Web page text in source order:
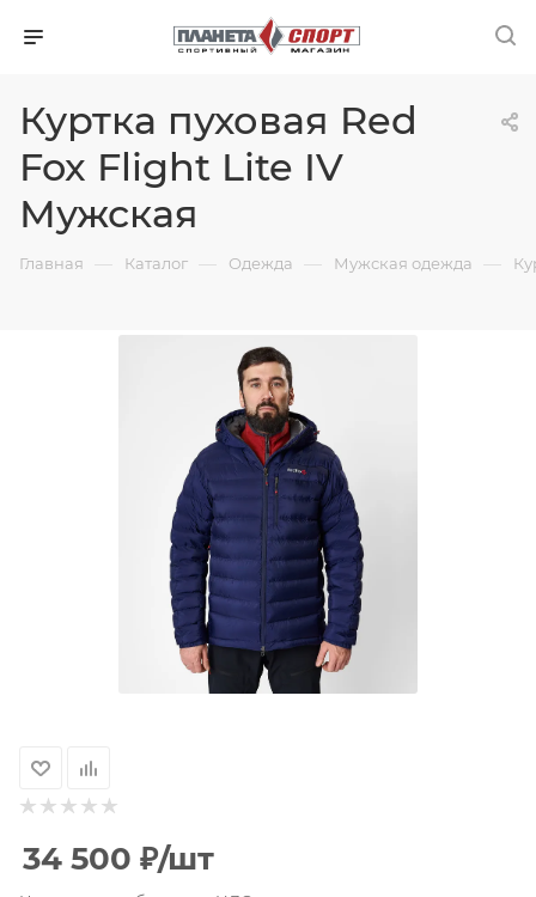
Куртка пуховая Red
Fox Flight Lite IV
Мужская
Главная — Каталог — Одежда — Мужская одежда —
34 500 ₽/шт